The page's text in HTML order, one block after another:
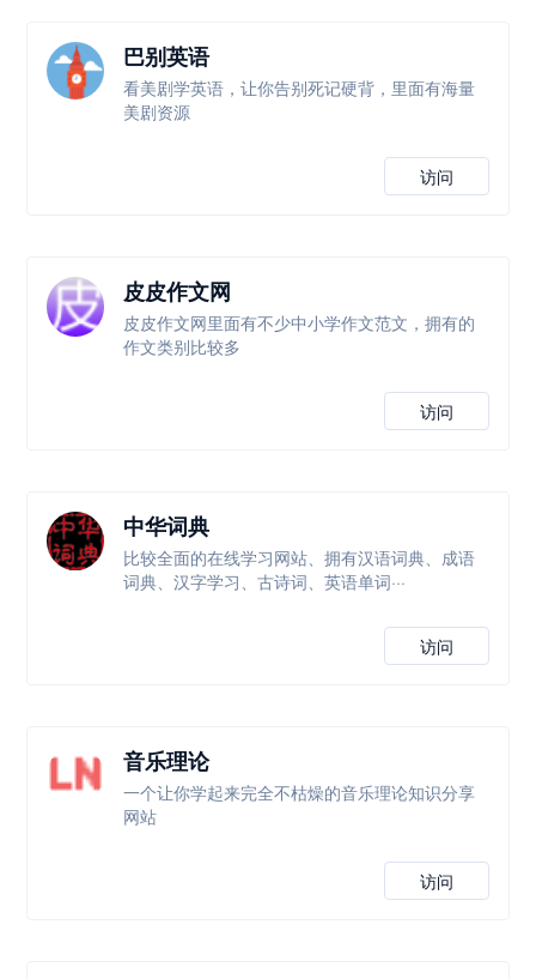
巴别英语
看美剧学英语，让你告别死记硬背，里面有海量
美剧资源
访问
皮皮作文网
皮皮作文网里面有不少中小学作文范文，拥有的
作文类别比较多
访问
中华词典
比较全面的在线学习网站、拥有汉语词典、成语
词典、汉字学习、古诗词、英语单词···
访问
音乐理论
一个让你学起来完全不枯燥的音乐理论知识分享
网站
访问